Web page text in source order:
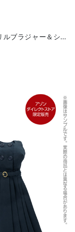
AZO2 和遥キナ学校制服コレクション「フリルブラジャー＆ショーツset」